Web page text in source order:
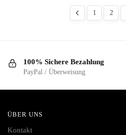
1 2
100% Sichere Bezahlung
PayPal / Überweisung
ÜBER UNS
Kontakt